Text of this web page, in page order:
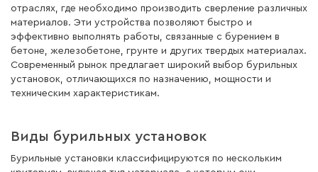
отраслях, где необходимо производить сверление различных
материалов. Эти устройства позволяют быстро и
эффективно выполнять работы, связанные с бурением в
бетоне, железобетоне, грунте и других твердых материалах.
Современный рынок предлагает широкий выбор бурильных
установок, отличающихся по назначению, мощности и
техническим характеристикам.
Виды бурильных установок
Бурильные установки классифицируются по нескольким